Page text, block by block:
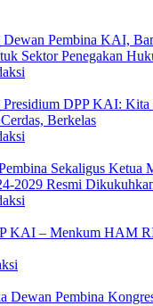
Pembina KAI,
Sektor Penegakan
Presidium DPP KAI: Kita
Berkelas
Sekaligus Ketua
2029 Resmi
KAI – Menkum HAM
Dewan Pembina